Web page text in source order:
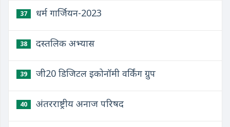
37 धर्म गार्जियन-2023
38 दस्तलिक अभ्यास
39 जी20 डिजिटल इकोनॉमी वर्किंग ग्रुप
40 अंतरराष्ट्रीय अनाज परिषद